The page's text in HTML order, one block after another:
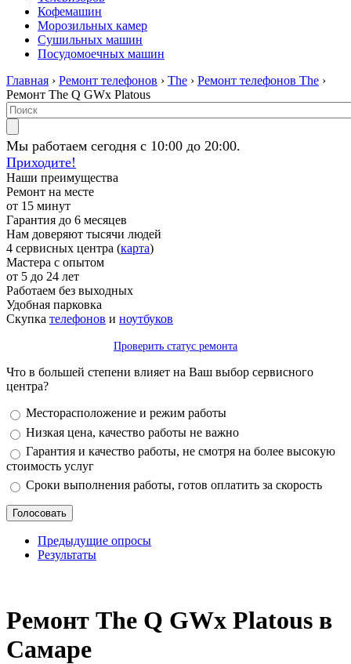
Кофемашин
Морозильных камер
Сушильных машин
Посудомоечных машин
Главная › Ремонт телефонов › The › Ремонт телефонов The ›
Ремонт The Q GWx Platous
Мы работаем сегодня с 10:00 до 20:00.
Приходите!
Наши преимущества
Ремонт на месте
от 15 минут
Гарантия до 6 месяцев
Нам доверяют тысячи людей
4 сервисных центра (карта)
Мастера с опытом
от 5 до 24 лет
Работаем без выходных
Удобная парковка
Скупка телефонов и ноутбуков
Проверить статус ремонта
Что в большей степени влияет на Ваш выбор сервисного
центра?
Варианты
Месторасположение и режим работы
Низкая цена, качество работы не важно
Гарантия и качество работы, не смотря на более высокую
стоимость услуг
Сроки выполнения работы, готов оплатить за скорость
Предыдущие опросы
Результаты
Ремонт The Q GWx Platous в
Самаре